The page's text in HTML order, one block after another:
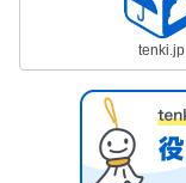
tenki.jp